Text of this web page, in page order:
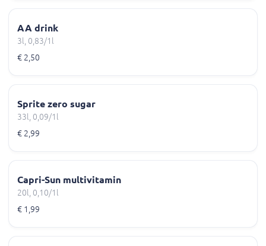
AA drink
3l, 0,83/1l
€ 2,50
Sprite zero sugar
33l, 0,09/1l
€ 2,99
Capri-Sun multivitamin
20l, 0,10/1l
€ 1,99